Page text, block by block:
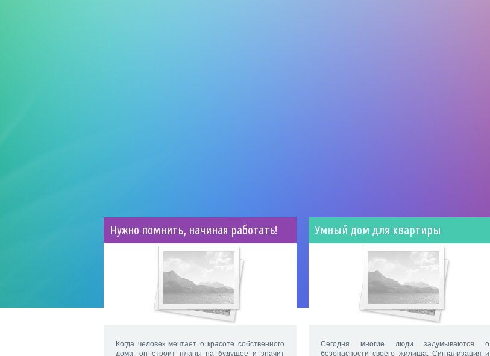
Нужно помнить, начиная работать!
Когда человек мечтает о красоте собственного
дома, он строит планы на будущее и значит
Умный дом для квартиры
Сегодня многие люди задумываются о
безопасности своего жилища. Сигнализация и